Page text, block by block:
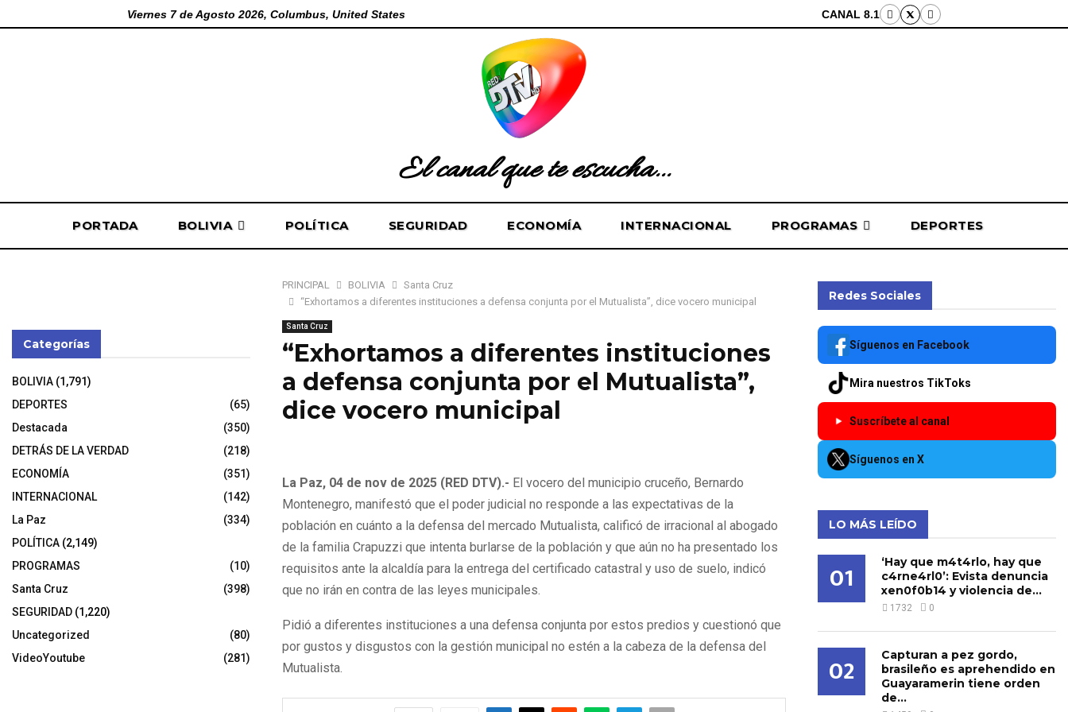
Viernes 7 de Agosto 2026, Columbus, United States CANAL 8.1
El canal que te escucha...
PORTADA BOLIVIA POLÍTICA SEGURIDAD ECONOMÍA INTERNACIONAL PROGRAMAS DEPORTES
PRINCIPAL BOLIVIA
Santa Cruz
“Exhortamos a diferentes instituciones a defensa conjunta por el Mutualista”, dice vocero municipal
Santa Cruz
“Exhortamos a diferentes instituciones
a defensa conjunta por el Mutualista”,
dice vocero municipal
La Paz, 04 de nov de 2025 (RED DTV).- El vocero del municipio cruceño, Bernardo
Montenegro, manifestó que el poder judicial no responde a las expectativas de la
población en cuánto a la defensa del mercado Mutualista, calificó de irracional al abogado
de la familia Crapuzzi que intenta burlarse de la población y que aún no ha presentado los
requisitos ante la alcaldía para la entrega del certificado catastral y uso de suelo, indicó
que no irán en contra de las leyes municipales.
Pidió a diferentes instituciones a una defensa conjunta por estos predios y cuestionó que
por gustos y disgustos con la gestión municipal no estén a la cabeza de la defensa del
Mutualista.
Categorías
BOLIVIA (1,791)
DEPORTES
(65)
Destacada
(350)
DETRÁS DE LA VERDAD
(218)
ECONOMÍA
(351)
INTERNACIONAL
(142)
La Paz
(334)
POLÍTICA (2,149)
PROGRAMAS
(10)
Santa Cruz
(398)
SEGURIDAD (1,220)
Uncategorized
(80)
VideoYoutube
(281)
Redes Sociales
Síguenos en Facebook
Mira nuestros TikToks
Suscríbete al canal
Síguenos en X
LO MÁS LEÍDO
01
‘Hay que m4t4rlo, hay que
c4rne4rl0’: Evista denuncia
xen0f0b14 y violencia de...
1732 0
02
Capturan a pez gordo,
brasileño es aprehendido en
Guayaramerin tiene orden
de...